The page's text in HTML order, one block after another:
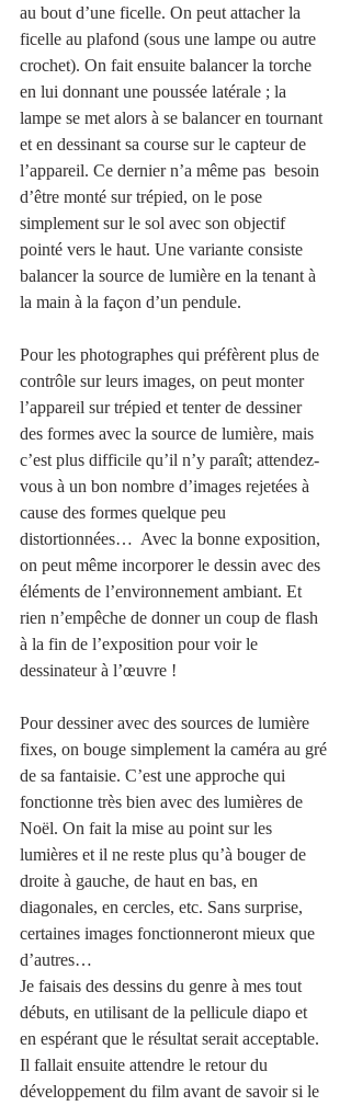
au bout d’une ficelle. On peut attacher la
ficelle au plafond (sous une lampe ou autre
crochet). On fait ensuite balancer la torche
en lui donnant une poussée latérale ; la
lampe se met alors à se balancer en tournant
et en dessinant sa course sur le capteur de
l’appareil. Ce dernier n’a même pas  besoin
d’être monté sur trépied, on le pose
simplement sur le sol avec son objectif
pointé vers le haut. Une variante consiste
balancer la source de lumière en la tenant à
la main à la façon d’un pendule.
Pour les photographes qui préfèrent plus de
contrôle sur leurs images, on peut monter
l’appareil sur trépied et tenter de dessiner
des formes avec la source de lumière, mais
c’est plus difficile qu’il n’y paraît; attendez-
vous à un bon nombre d’images rejetées à
cause des formes quelque peu
distortionnées…  Avec la bonne exposition,
on peut même incorporer le dessin avec des
éléments de l’environnement ambiant. Et
rien n’empêche de donner un coup de flash
à la fin de l’exposition pour voir le
dessinateur à l’œuvre !
Pour dessiner avec des sources de lumière
fixes, on bouge simplement la caméra au gré
de sa fantaisie. C’est une approche qui
fonctionne très bien avec des lumières de
Noël. On fait la mise au point sur les
lumières et il ne reste plus qu’à bouger de
droite à gauche, de haut en bas, en
diagonales, en cercles, etc. Sans surprise,
certaines images fonctionneront mieux que
d’autres…
Je faisais des dessins du genre à mes tout
débuts, en utilisant de la pellicule diapo et
en espérant que le résultat serait acceptable.
Il fallait ensuite attendre le retour du
développement du film avant de savoir si le